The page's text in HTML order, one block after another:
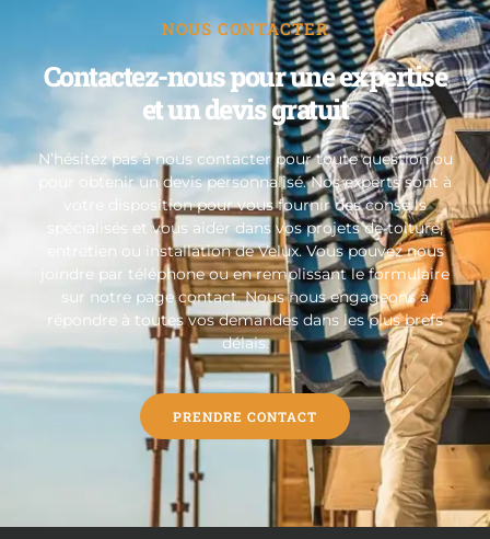
NOUS CONTACTER
Contactez-nous pour une expertise
et un devis gratuit
N’hésitez pas à nous contacter pour toute question ou
pour obtenir un devis personnalisé. Nos experts sont à
votre disposition pour vous fournir des conseils
spécialisés et vous aider dans vos projets de toiture,
entretien ou installation de Velux. Vous pouvez nous
joindre par téléphone ou en remplissant le formulaire
sur notre page contact. Nous nous engageons à
répondre à toutes vos demandes dans les plus brefs
délais.
PRENDRE CONTACT